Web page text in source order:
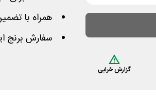
گزارش خرابی
همراه با
سفارش برنج